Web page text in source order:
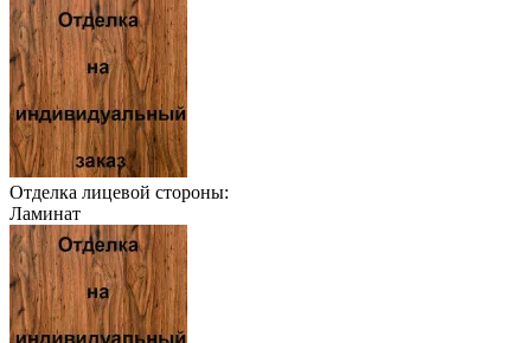
Отделка лицевой стороны:
Ламинат